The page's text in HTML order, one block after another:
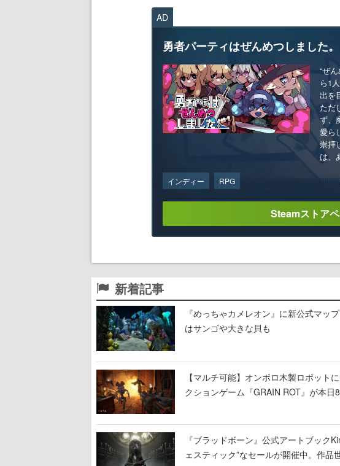
AD
勇者パーティはぜんめつしました。
“ぜ
ら1
出を
ただ
ず、
愛ら
崇拝
は、
インディー RPG
Steamストア
新着記事
『めっちゃカメレオン』に新公式マッ
はサンゴや大きな貝も
【マルチ可能】オンボロ木製ロボット
クションゲーム『GRAIN ROT』が本日
『ブラッドボーン』公式アートブック
ェスティック”なセールが開催中。作品